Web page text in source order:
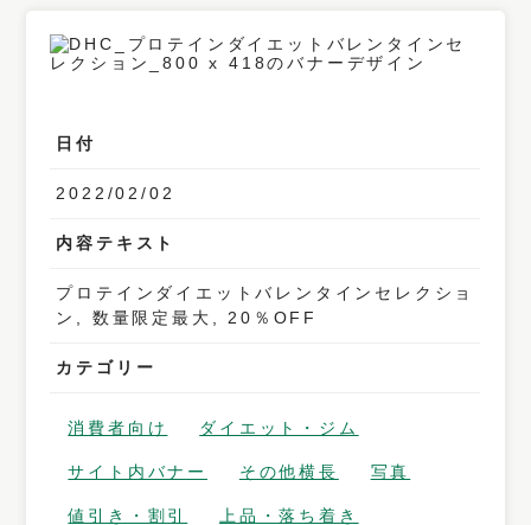
業種
日付
2022/02/02
内容テキスト
プロテインダイエットバレンタインセレクショ
ン, 数量限定最大, 20％OFF
カテゴリー
消費者向け ダイエット・ジム
サイト内バナー その他横長 写真
値引き・割引 上品・落ち着き